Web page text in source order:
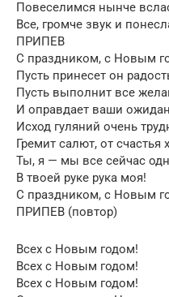
Повеселимся нынче
Все, громче звук и
ПРИПЕВ
С праздником, с Новым
Пусть принесет он
Пусть выполнит все
И оправдает ваши
Исход гуляний очень
Гремит салют, от счастья
Ты, я — мы все сейчас
В твоей руке рука моя!
С праздником, с Новым
ПРИПЕВ (повтор)
Всех с Новым годом!
Всех с Новым годом!
Всех с Новым годом!